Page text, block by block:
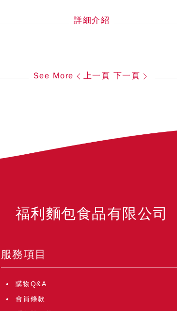
詳細介紹
See More 上一頁 下一頁
福利麵包食品有限公司
服務項目
購物Q&A
會員條款